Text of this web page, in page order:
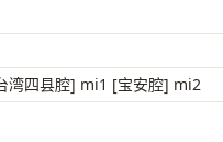
湾四县腔] mi1 [宝安腔] mi2